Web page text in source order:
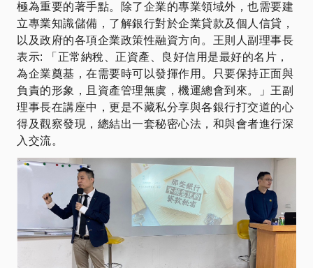
極為重要的著手點。除了企業的專業領域外，也需要建
立專業知識儲備，了解銀行對於企業貸款及個人信貸，
以及政府的各項企業政策性融資方向。王則人副理事長
表示: 「正常納稅、正資產、良好信用是最好的名片，
為企業奠基，在需要時可以發揮作用。只要保持正面與
負責的形象，且資產管理無虞，機運總會到來。」王副
理事長在講座中，更是不藏私分享與各銀行打交道的心
得及觀察發現，總結出一套秘密心法，和與會者進行深
入交流。